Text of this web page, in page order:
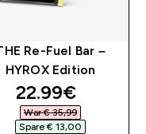
Re-Fuel Bar –
HYROX Edition
discounted
22.99€‎
War € 35,99‎
Spare € 13,00‎